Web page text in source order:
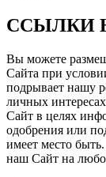
ССЫЛКИ
Вы можете
Сайта при
подрывает нашу
личных
Сайт в целях
одобрения или
имеет место
наш Сайт на